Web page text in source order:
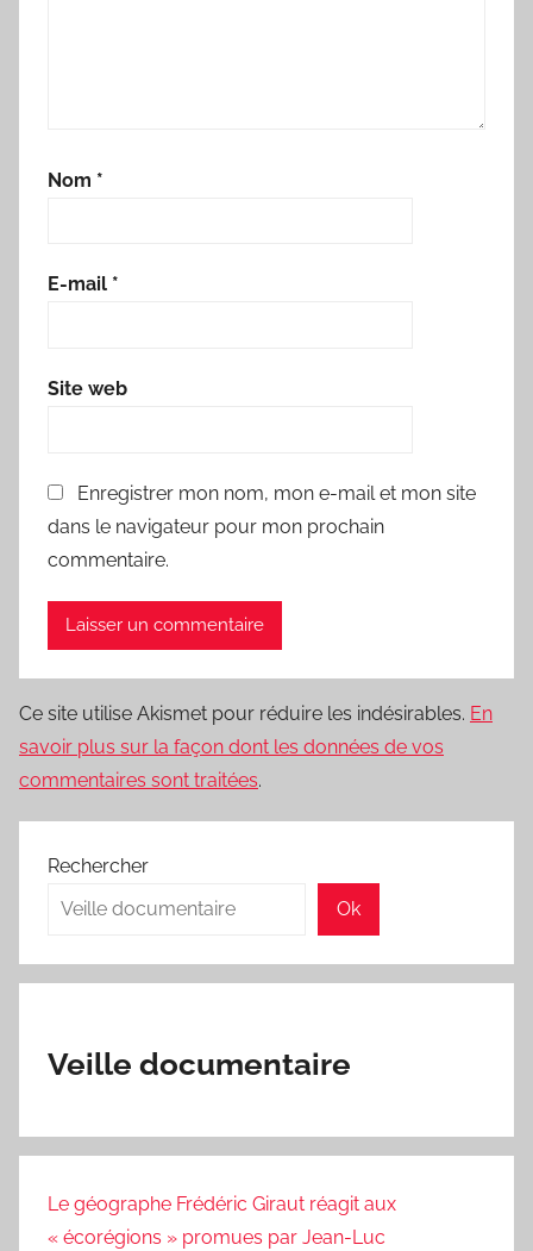
Nom *
E-mail *
Site web
Enregistrer mon nom, mon e-mail et mon site
dans le navigateur pour mon prochain
commentaire.
Ce site utilise Akismet pour réduire les indésirables. En
savoir plus sur la façon dont les données de vos
commentaires sont traitées.
Rechercher
Ok
Veille documentaire
Le géographe Frédéric Giraut réagit aux
« écorégions » promues par Jean-Luc